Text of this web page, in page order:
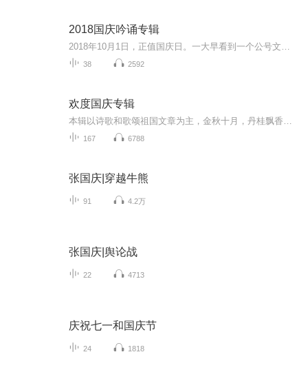
2018国庆吟诵专辑
38 2592
欢度国庆专辑
167 6788
张国庆|穿越牛熊
91 4.2万
张国庆|舆论战
22 4713
庆祝七一和国庆节
24 1818